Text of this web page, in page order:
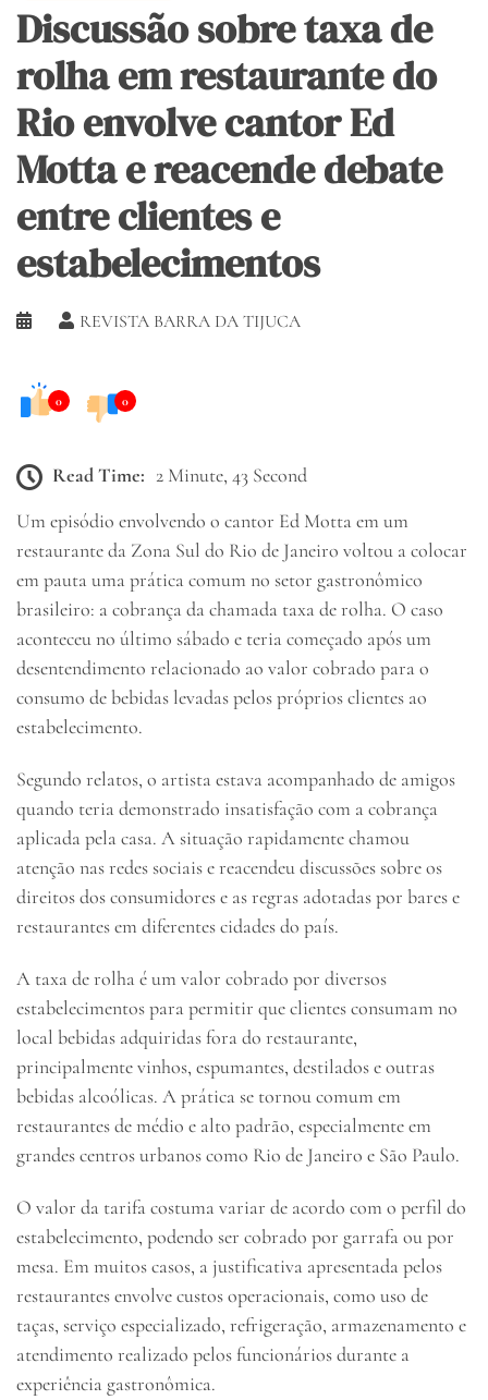
Discussão sobre taxa de
rolha em restaurante do
Rio envolve cantor Ed
Motta e reacende debate
entre clientes e
estabelecimentos
REVISTA BARRA DA TIJUCA
0 0
Read Time: 2 Minute, 43 Second
Um episódio envolvendo o cantor Ed Mottaem um
restaurante da Zona Sul do Rio de Janeiro voltou a colocar
em pauta uma prática comum no setor gastronômico
brasileiro: a cobrança da chamada taxa de rolha. O caso
aconteceu no último sábado e teria começado após um
desentendimento relacionado ao valor cobrado para o
consumo de bebidas levadas pelos próprios clientes ao
estabelecimento.
Segundo relatos, o artista estava acompanhado de amigos
quando teria demonstrado insatisfação com a cobrança
aplicada pela casa. A situação rapidamente chamou
atenção nas redes sociais e reacendeu discussões sobre os
direitos dos consumidores e as regras adotadas por bares e
restaurantes em diferentes cidades do país.
A taxa de rolha é um valor cobrado por diversos
estabelecimentos para permitir que clientes consumam no
local bebidas adquiridas fora do restaurante,
principalmente vinhos, espumantes, destilados e outras
bebidas alcoólicas. A prática se tornou comum em
restaurantes de médio e alto padrão, especialmente em
grandes centros urbanos como Rio de Janeiro e São Paulo.
O valor da tarifa costuma variar de acordo com o perfil do
estabelecimento, podendo ser cobrado por garrafa ou por
mesa. Em muitos casos, a justificativa apresentada pelos
restaurantes envolve custos operacionais, como uso de
taças, serviço especializado, refrigeração, armazenamento e
atendimento realizado pelos funcionários durante a
experiência gastronômica.